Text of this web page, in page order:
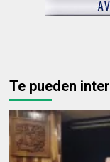
Te pueden